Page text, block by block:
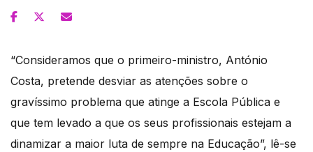
“Consideramos que o primeiro-ministro, António
Costa, pretende desviar as atenções sobre o
gravíssimo problema que atinge a Escola Pública e
que tem levado a que os seus profissionais estejam a
dinamizar a maior luta de sempre na Educação”, lê-se